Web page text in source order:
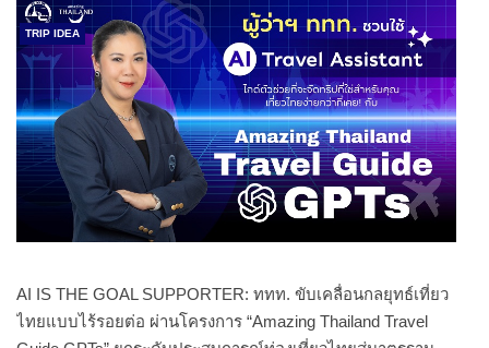
TRIP IDEA
AI IS THE GOAL SUPPORTER: ททท. ขับเคลื่อนกลยุทธ์เที่ยว
ไทยแบบไร้รอยต่อ ผ่านโครงการ “Amazing Thailand Travel